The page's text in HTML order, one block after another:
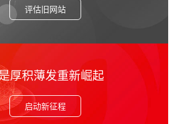
评估旧网站
厚积薄发重新崛起
启动新征程